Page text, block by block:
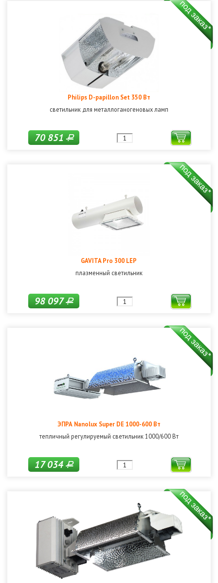
Philips D-papillon Set 350 Вт
светильник для металлоганогеновых ламп
70 851Р
GAVITA Pro 300 LEP
плазменный светильник
98 097Р
ЭПРА Nanolux Super DE 1000-600 Вт
тепличный регулируемый светильник 1000/600 Вт
17 034Р